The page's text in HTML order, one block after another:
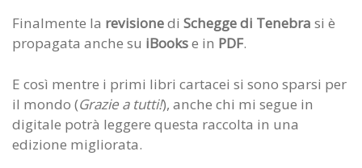
Finalmente la revisionedi Schegge di Tenebra si è
propagata anche su iBookse in PDF.
E così mentre i primi libri cartacei si sono sparsi per
il mondo (Grazie a tutti!), anche chi mi segue in
digitale potrà leggere questa raccolta in una
edizione migliorata.